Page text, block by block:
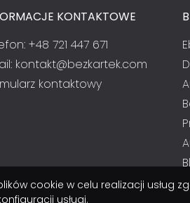
KONTAKTOWE
+48 721 447 671
kontakt@bezkartek.com
kontaktowy
cookie w celu realizacji usług
usługi.